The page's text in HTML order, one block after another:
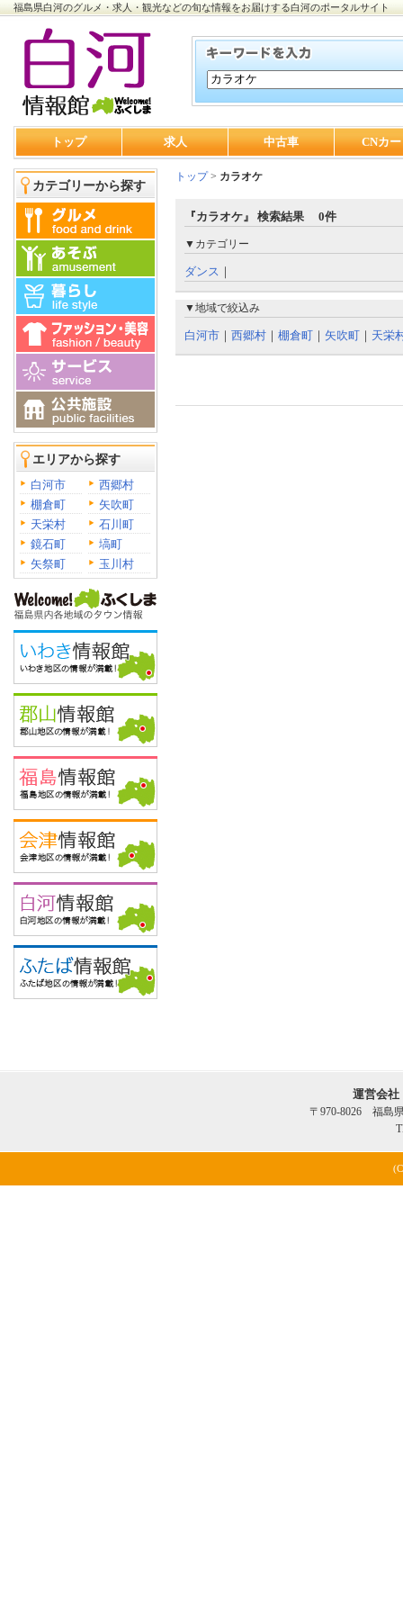
福島県白河のグルメ・求人・観光などの旬な情報をお届けする白河のポータルサイト
トップ 求人 中古車 CNカ
カテゴリーから探す
エリアから探す
白河市
西郷村
棚倉町
矢吹町
天栄村
石川町
鏡石町
塙町
矢祭町
玉川村
トップ> カラオケ
『カラオケ』 検索結果 0件
▼カテゴリー
ダンス ｜
▼地域で絞込み
白河市 ｜ 西郷村 ｜ 棚倉町 ｜ 矢吹町 ｜ 天栄
運営会
〒970-8026 福島